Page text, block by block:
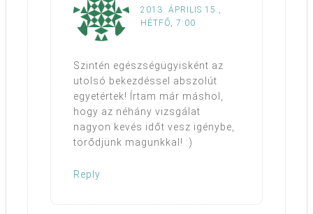
2013. ÁPRILIS 15.,
HÉTFŐ, 7:00
Szintén egészségügyisként az
utolsó bekezdéssel abszolút
egyetértek! Írtam már máshol,
hogy az néhány vizsgálat
nagyon kevés időt vesz igénybe,
törődjünk magunkkal! :)
Reply